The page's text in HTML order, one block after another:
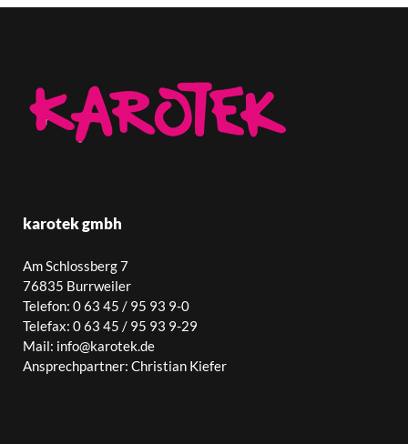
karotek gmbh
Am Schlossberg 7
76835 Burrweiler
Telefon: 0 63 45 / 95 93 9-0
Telefax: 0 63 45 / 95 93 9-29
Mail: info@karotek.de
Ansprechpartner: Christian Kiefer